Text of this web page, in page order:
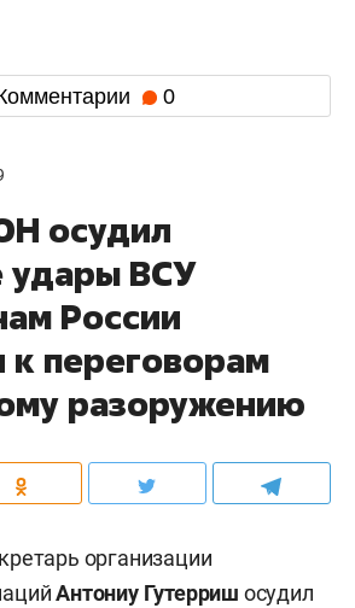
0
осудил
удары ВСУ
России
к переговорам
разоружению
организации
Антониу Гутерриш осудил